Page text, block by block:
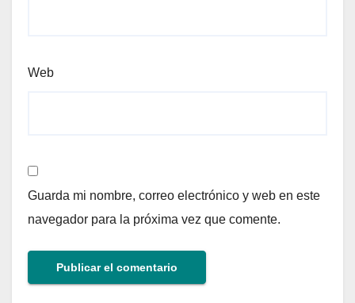
Web
Guarda mi nombre, correo electrónico y web en este
navegador para la próxima vez que comente.